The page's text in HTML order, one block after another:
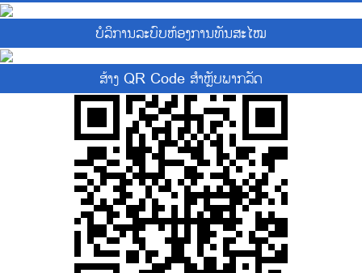
ບໍ​ລິ​ການ​ລະບົບຫ້ອງການທັນສະໄໝ
ສ້າງ QR Code ສຳຫຼັບພາກລັດ